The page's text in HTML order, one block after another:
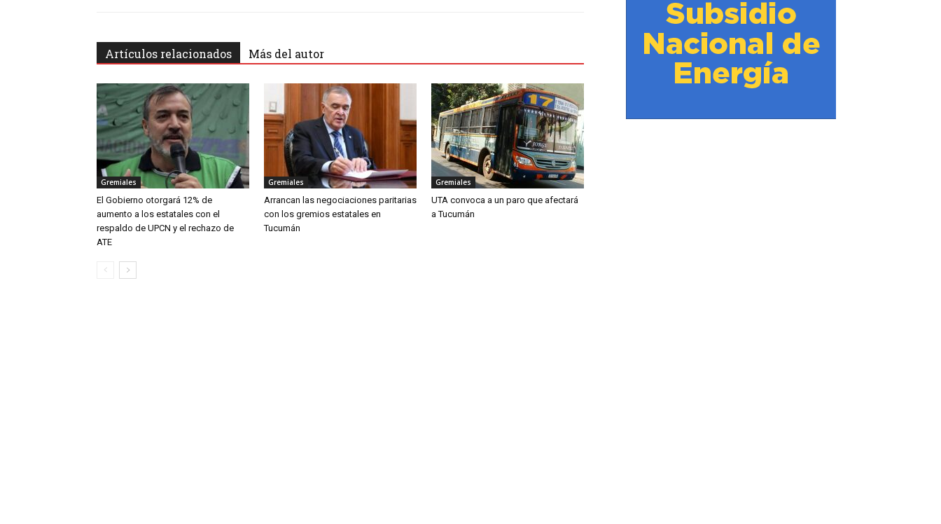
Artículos relacionados Más del autor
Gremiales
El Gobierno otorgará 12% de
aumento a los estatales con el
respaldo de UPCN y el rechazo de
ATE
Gremiales
Arrancan las negociaciones paritarias
con los gremios estatales en
Tucumán
Gremiales
UTA convoca a un paro que afectará
a Tucumán